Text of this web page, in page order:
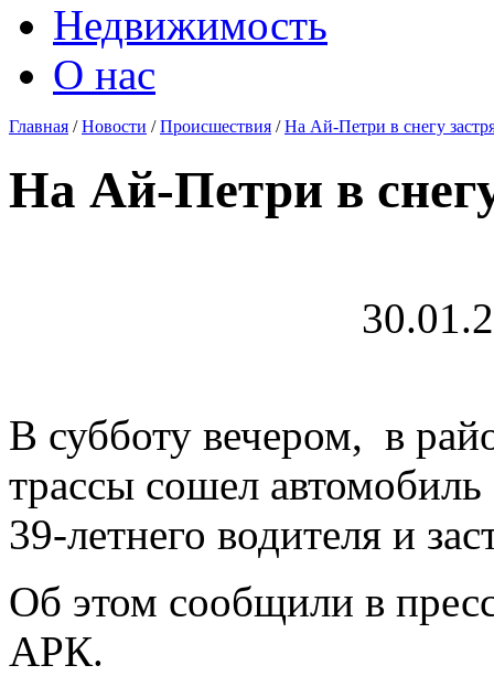
Недвижимость
О нас
Главная /Новости /Происшествия /На Ай-Петри в снегу
На Ай-Петри в
В субботу вечером, в
трассы сошел
39-летнего водителя и
Об этом сообщили в
АРК.